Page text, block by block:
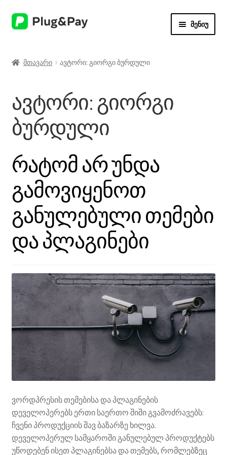
ნავიგაციაზე
გადასვლა
შიგთავსზე
გადასვლა
მენიუ
დოკუმენტაცია
ვუკომერსის პლაგინები
ბლოგი
მთავარი ავტორი: გიორგი ბურდული
ავტორი:გიორგი
ბურდული
რატომ არ უნდა
გამოვიყენოთ
განულებული თემები
და პლაგინები
ვორდპრესის თემებისა და პლაგინების
დეველოპერებს ერთი საერთო შიში გვამოძრავებს:
ჩვენი პროდუქციის შავ ბაზარზე ხილვა.
დეველოპერულ სამყაროში განულებულ პროდუქტებს
უწოდებენ ისეთ პლაგინებსა და თემებს, რომლებზეც